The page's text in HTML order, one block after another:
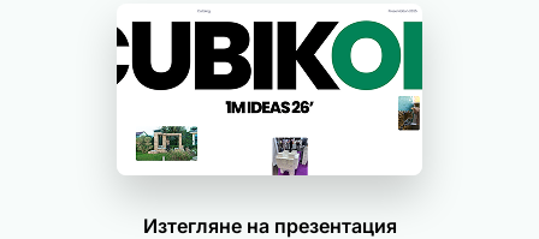
Изтегляне на презентация